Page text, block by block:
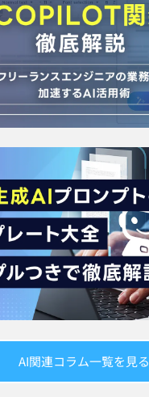
AI関連コラム一覧を見る